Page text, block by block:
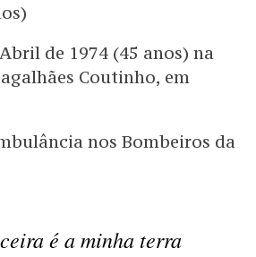
de 1974 (45 anos) na
Coutinho, em
nos Bombeiros da
é a minha terra